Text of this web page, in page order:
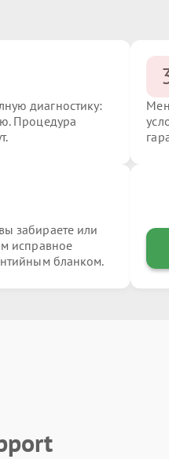
диагностику:
Процедура
забираете или
исправное
бланком.